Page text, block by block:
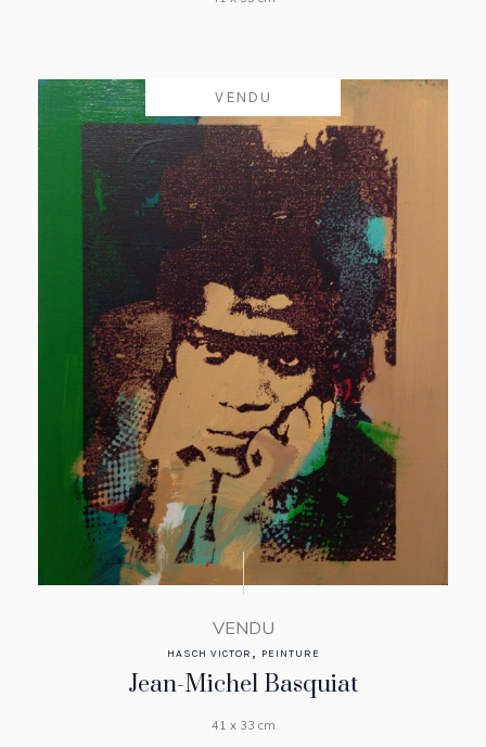
VENDU
VENDU
HASCH VICTOR , PEINTURE
Jean-Michel Basquiat
41 x 33 cm